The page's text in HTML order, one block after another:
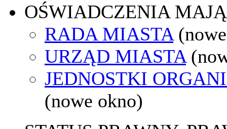
OŚWIADCZENIA
RADA MIASTA
URZĄD MIASTA
JEDNOSTKI
(nowe okno)